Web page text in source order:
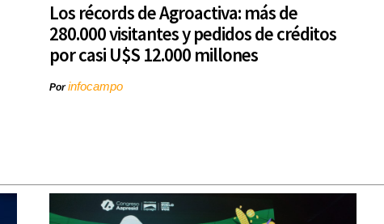
Los récords de Agroactiva: más de
280.000 visitantes y pedidos de créditos
por casi U$S 12.000 millones
Porinfocampo